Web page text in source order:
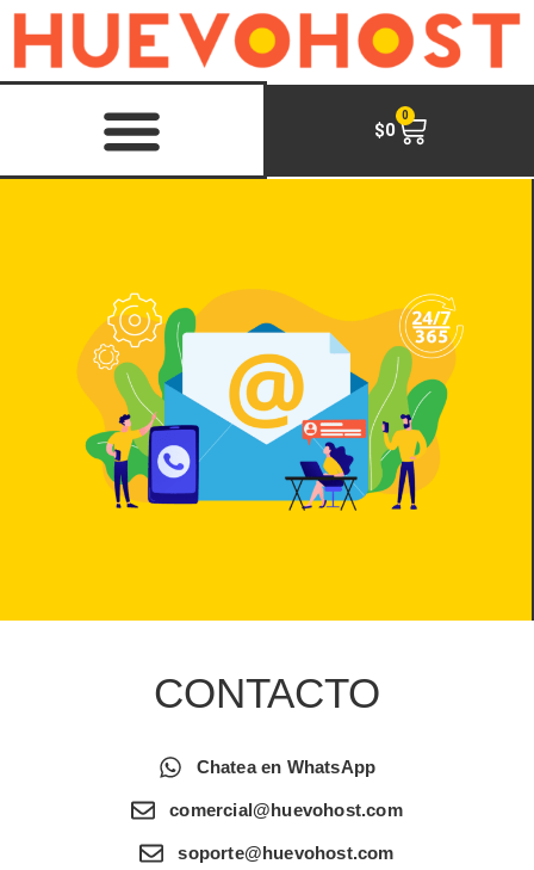
$0
0
CONTACTO
Chatea en WhatsApp
comercial@huevohost.com
soporte@huevohost.com